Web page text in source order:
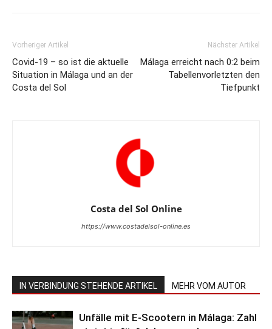
Vorheriger Artikel
Covid-19 – so ist die aktuelle
Situation in Málaga und an der
Costa del Sol
Nächster Artikel
Málaga erreicht nach 0:2 beim
Tabellenvorletzten den
Tiefpunkt
Costa del Sol Online
https://www.costadelsol-online.es
IN VERBINDUNG STEHENDE ARTIKEL MEHR VOM AUTOR
Unfälle mit E-Scootern in Málaga: Zahl